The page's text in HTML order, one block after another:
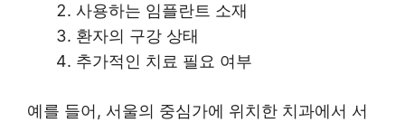
사용하는 임플란트 소재
환자의 구강 상태
추가적인 치료 필요 여부
예를 들어, 서울의 중심가에 위치한 치과에서 서